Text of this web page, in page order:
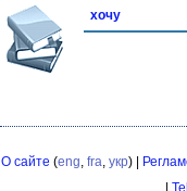
хочу
О сайте (eng, fra, укр) |